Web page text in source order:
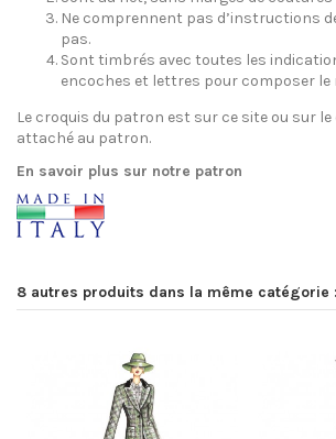
Ne comprennent pas d’instructions
pas.
Sont timbrés avec toutes les
encoches et lettres pour composer le
Le croquis du patron est sur ce site ou sur
attaché au patron.
En savoir plus sur notre patron
8 autres produits dans la même catégorie :